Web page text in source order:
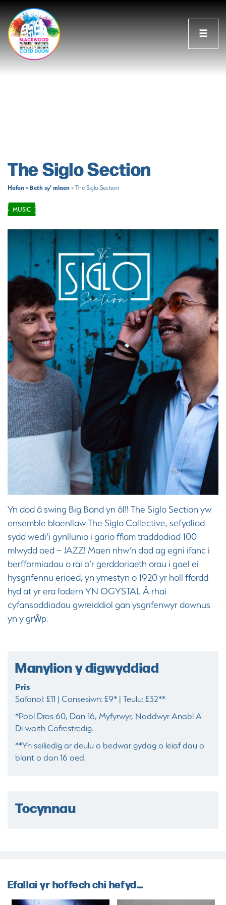
☰
The Siglo Section
Hafan » Beth sy' mlaen » The Siglo Section
MUSIC
Yn dod â swing Big Band yn ôl!! The Siglo Section yw
ensemble blaenllaw The Siglo Collective, sefydliad
sydd wedi’i gynllunio i gario fflam traddodiad 100
mlwydd oed – JAZZ! Maen nhw’n dod ag egni ifanc i
berfformiadau o rai o’r gerddoriaeth orau i gael ei
hysgrifennu erioed, yn ymestyn o 1920 yr holl ffordd
hyd at yr era fodern YN OGYSTAL Â rhai
cyfansoddiadau gwreiddiol gan ysgrifenwyr dawnus
yn y grŵp.
Manylion y digwyddiad
Pris
Safonol: £11 | Consesiwn: £9* | Teulu: £32**
*Pobl Dros 60, Dan 16, Myfyrwyr, Noddwyr Anabl A
Di-waith Cofrestredig.
**Yn seiliedig ar deulu o bedwar gydag o leiaf dau o
blant o dan 16 oed.
Tocynnau
Efallai yr hoffech chi hefyd...